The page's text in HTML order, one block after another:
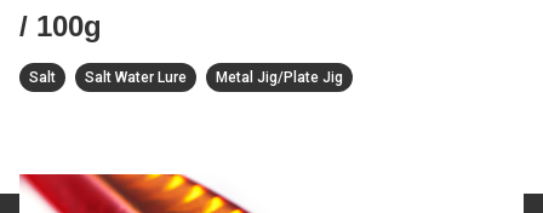
/ 100g
Salt Salt Water Lure Metal Jig/Plate Jig